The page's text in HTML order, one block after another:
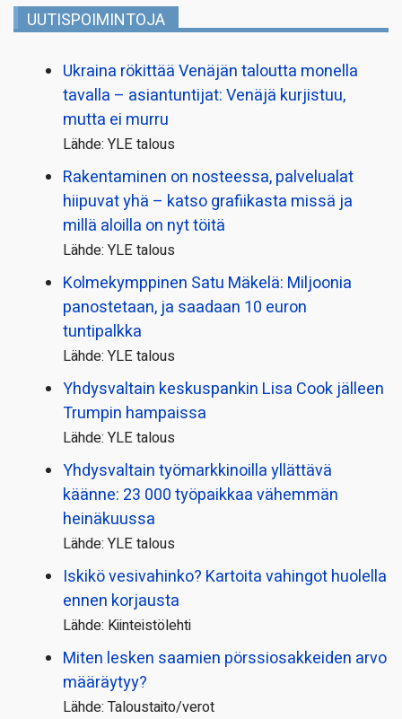
UUTISPOIMINTOJA
Ukraina rökittää Venäjän taloutta monella
tavalla – asiantuntijat: Venäjä kurjistuu,
mutta ei murru
Lähde: YLE talous
Rakentaminen on nosteessa, palvelualat
hiipuvat yhä – katso grafiikasta missä ja
millä aloilla on nyt töitä
Lähde: YLE talous
Kolmekymppinen Satu Mäkelä: Miljoonia
panostetaan, ja saadaan 10 euron
tuntipalkka
Lähde: YLE talous
Yhdysvaltain keskuspankin Lisa Cook jälleen
Trumpin hampaissa
Lähde: YLE talous
Yhdysvaltain työmarkkinoilla yllättävä
käänne: 23 000 työpaikkaa vähemmän
heinäkuussa
Lähde: YLE talous
Iskikö vesivahinko? Kartoita vahingot huolella
ennen korjausta
Lähde: Kiinteistölehti
Miten lesken saamien pörssi­osakkeiden arvo
määräytyy?
Lähde: Taloustaito/verot